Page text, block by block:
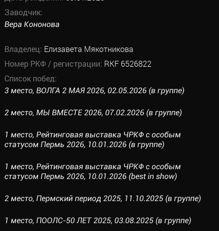
Заводчик:
Вера Кононова
Владелец: Елизавета Мякотникова
Номер РКФ / регистрации: RKF 6526822
Список побед:
3 место, ВОЛГА 2 МАЯ 2026, 02.05.2026 (в группе)
2 место, МЫ ВМЕСТЕ 2026, 07.02.2026 (в группе)
1 место, Рейтинговая выставка ЧРКФ с особым
статусом Пермь 2026, 10.01.2026 (в группе)
1 место, Рейтинговая выставка ЧРКФ с особым
статусом Пермь 2026, 10.01.2026 (best in show)
2 место, Пермский период 2025, 11.10.2025 (в группе)
1 место, ПООЛС-50 ЛЕТ 2025, 03.08.2025 (в группе)